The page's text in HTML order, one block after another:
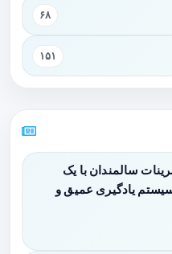
۶۸
۱۵۱
سالمندان با یک
یادگیری عمیق و